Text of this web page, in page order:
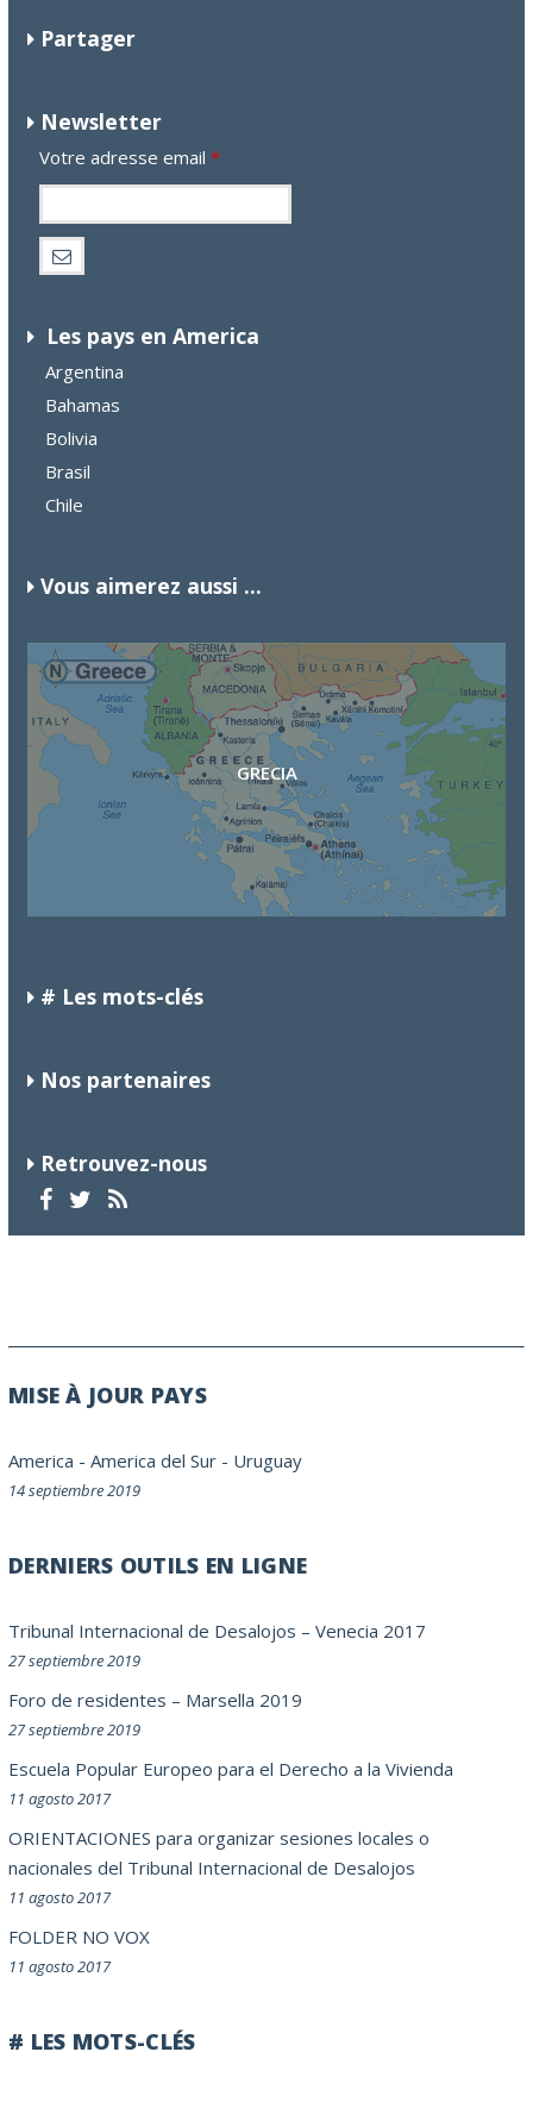
Partager
Newsletter
Votre adresse email *
Les pays en America
Argentina
Bahamas
Bolivia
Brasil
Chile
Vous aimerez aussi ...
GABÓN
GRECIA
# Les mots-clés
Nos partenaires
Retrouvez-nous
MISE À JOUR PAYS
America - America del Sur - Uruguay
14 septiembre 2019
DERNIERS OUTILS EN LIGNE
Tribunal Internacional de Desalojos – Venecia 2017
27 septiembre 2019
Foro de residentes – Marsella 2019
27 septiembre 2019
Escuela Popular Europeo para el Derecho a la Vivienda
11 agosto 2017
ORIENTACIONES para organizar sesiones locales o
nacionales del Tribunal Internacional de Desalojos
11 agosto 2017
FOLDER NO VOX
11 agosto 2017
# LES MOTS-CLÉS